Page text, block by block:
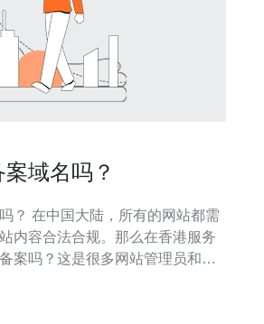
域名吗？
站都需
内容合法合规。那么在香港服务
案吗？这是很多网站管理员和业
意味着在香港服务器上托管的网